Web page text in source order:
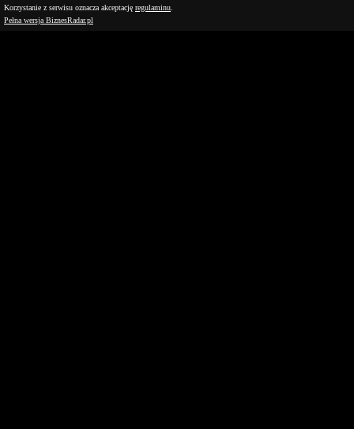
Korzystanie z serwisu oznacza akceptację regulaminu
Pełna wersja BiznesRadar.pl